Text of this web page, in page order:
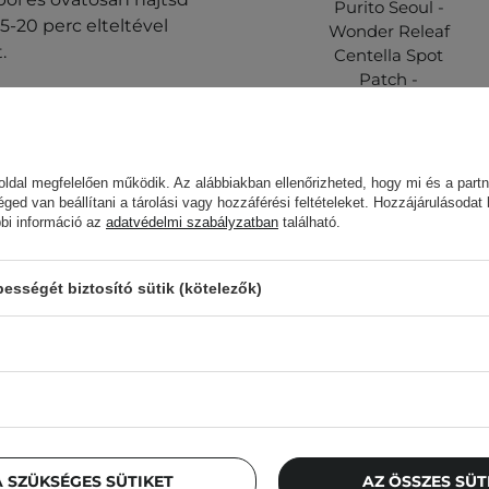
20 perc elteltével
az
abba a termék
tárolja. A szállítás
a termék stabilitását
Purito Seoul -
Wonder Releaf
Centella Spot
Patch -
3 175,00 Ft
Az ügyfelek,
megfelelően működik. Az alábbiakban ellenőrizheted, hogy mi és a
van beállítani a tárolási vagy hozzáférési feltételeket.
információ az adatvédelmi szabályzatban található.
biztosító sütik (kötelezők)
SÜTIKET AZ ÖSSZES